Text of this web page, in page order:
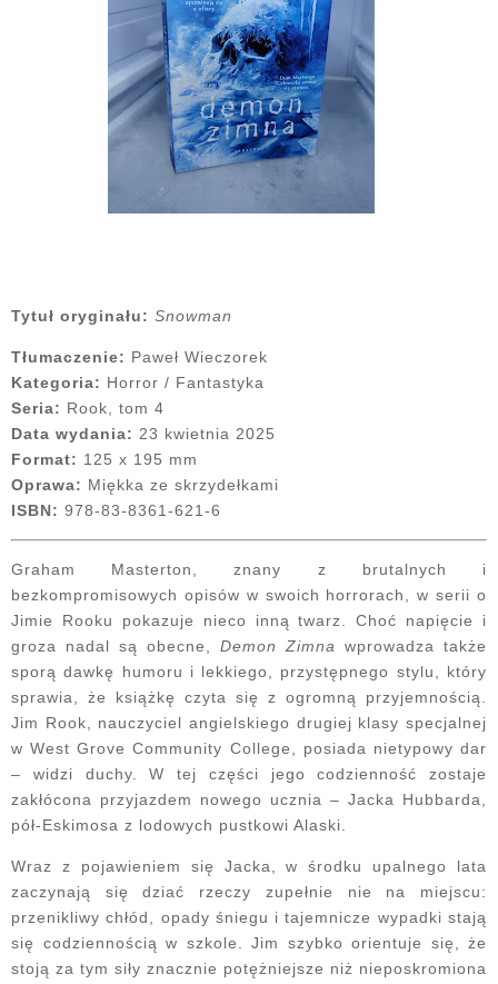
Tytuł oryginału: Snowman
Tłumaczenie: Paweł Wieczorek
Kategoria: Horror / Fantastyka
Seria: Rook, tom 4
Data wydania: 23 kwietnia 2025
Format: 125 x 195 mm
Oprawa: Miękka ze skrzydełkami
ISBN: 978-83-8361-621-6
Graham Masterton, znany z brutalnych i
bezkompromisowych opisów w swoich horrorach, w serii o
Jimie Rooku pokazuje nieco inną twarz. Choć napięcie i
groza nadal są obecne, Demon Zimna wprowadza także
sporą dawkę humoru i lekkiego, przystępnego stylu, który
sprawia, że książkę czyta się z ogromną przyjemnością.
Jim Rook, nauczyciel angielskiego drugiej klasy specjalnej
w West Grove Community College, posiada nietypowy dar
– widzi duchy. W tej części jego codzienność zostaje
zakłócona przyjazdem nowego ucznia – Jacka Hubbarda,
pół-Eskimosa z lodowych pustkowi Alaski.
Wraz z pojawieniem się Jacka, w środku upalnego lata
zaczynają się dziać rzeczy zupełnie nie na miejscu:
przenikliwy chłód, opady śniegu i tajemnicze wypadki stają
się codziennością w szkole. Jim szybko orientuje się, że
stoją za tym siły znacznie potężniejsze niż nieposkromiona